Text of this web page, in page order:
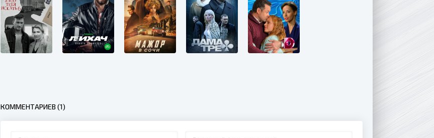
КОММЕНТАРИЕВ (1)